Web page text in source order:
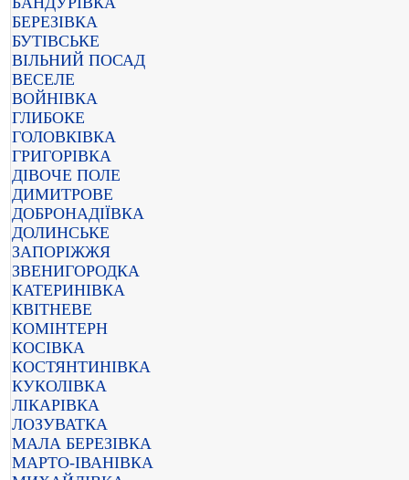
БЕРЕЗІВКА
БУТІВСЬКЕ
ВІЛЬНИЙ ПОСАД
ВЕСЕЛЕ
ВОЙНІВКА
ГЛИБОКЕ
ГОЛОВКІВКА
ГРИГОРІВКА
ДІВОЧЕ ПОЛЕ
ДИМИТРОВЕ
ДОБРОНАДІЇВКА
ДОЛИНСЬКЕ
ЗАПОРІЖЖЯ
ЗВЕНИГОРОДКА
КАТЕРИНІВКА
КВІТНЕВЕ
КОМІНТЕРН
КОСІВКА
КОСТЯНТИНІВКА
КУКОЛІВКА
ЛІКАРІВКА
ЛОЗУВАТКА
МАЛА БЕРЕЗІВКА
МАРТО-ІВАНІВКА